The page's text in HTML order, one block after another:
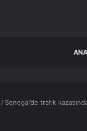
/ Senegal’de trafik